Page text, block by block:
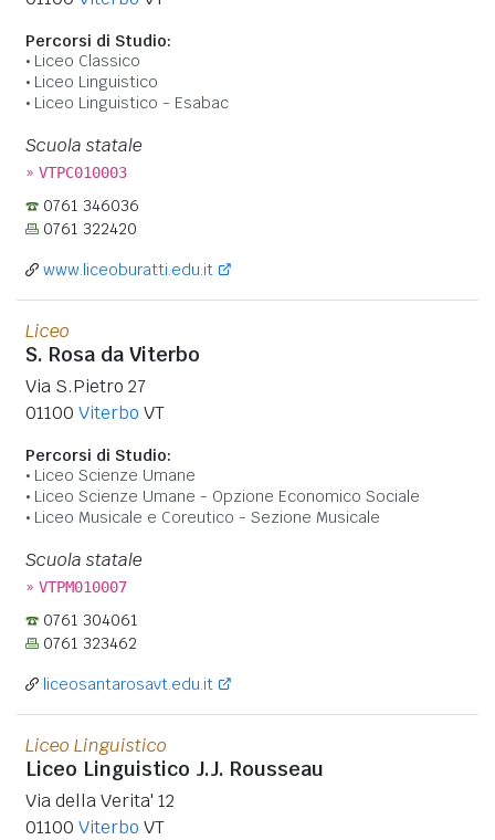
Percorsi di Studio:
Liceo Classico
Liceo Linguistico
Liceo Linguistico - Esabac
Scuola statale
» VTPC010003
0761 346036
0761 322420
www.liceoburatti.edu.it
Liceo
S. Rosa da Viterbo
Via S.Pietro 27
01100 Viterbo VT
Percorsi di Studio:
Liceo Scienze Umane
Liceo Scienze Umane - Opzione Economico Sociale
Liceo Musicale e Coreutico - Sezione Musicale
Scuola statale
» VTPM010007
0761 304061
0761 323462
liceosantarosavt.edu.it
Liceo Linguistico
Liceo Linguistico J.J. Rousseau
Via della Verita' 12
01100 Viterbo VT